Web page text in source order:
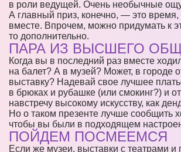
в роли ведущей. Очень необычные
А главный приз, конечно, — это
вместе. Впрочем, можно придумать к
то дополнительно.
ПАРА ИЗ ВЫСШЕГО
Когда вы в последний раз вместе
на балет? А в музей? Может, в городе
выставку? Надевай свое лучшее
в брюках и рубашке (или смокинг?) и
навстречу высокому искусству, как
Но о таком презенте лучше сообщить
чтобы вы были в подходящем
ПОЙДЕМ ПОСМЕЕМСЯ
Если же музеи, выставки с театрами и